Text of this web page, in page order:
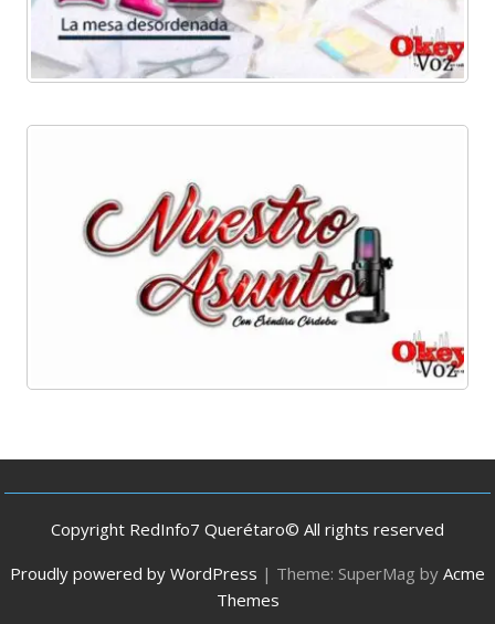
Copyright RedInfo7 Querétaro© All rights reserved
Proudly powered by WordPress | Theme: SuperMag by Acme
Themes